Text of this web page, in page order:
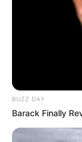
BUZZ DAY
Barack Finally